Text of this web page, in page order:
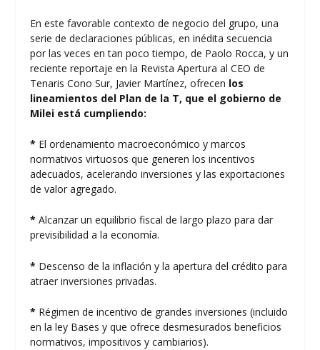
En este favorable contexto de negocio del grupo, una
serie de declaraciones públicas, en inédita secuencia
por las veces en tan poco tiempo, de Paolo Rocca, y un
reciente reportaje en la Revista Apertura al CEO de
Tenaris Cono Sur, Javier Martínez, ofrecen los
lineamientos del Plan de la T, que el gobierno de
Milei está cumpliendo:
* El ordenamiento macroeconómico y marcos
normativos virtuosos que generen los incentivos
adecuados, acelerando inversiones y las exportaciones
de valor agregado.
* Alcanzar un equilibrio fiscal de largo plazo para dar
previsibilidad a la economía.
* Descenso de la inflación y la apertura del crédito para
atraer inversiones privadas.
* Régimen de incentivo de grandes inversiones (incluido
en la ley Bases y que ofrece desmesurados beneficios
normativos, impositivos y cambiarios).